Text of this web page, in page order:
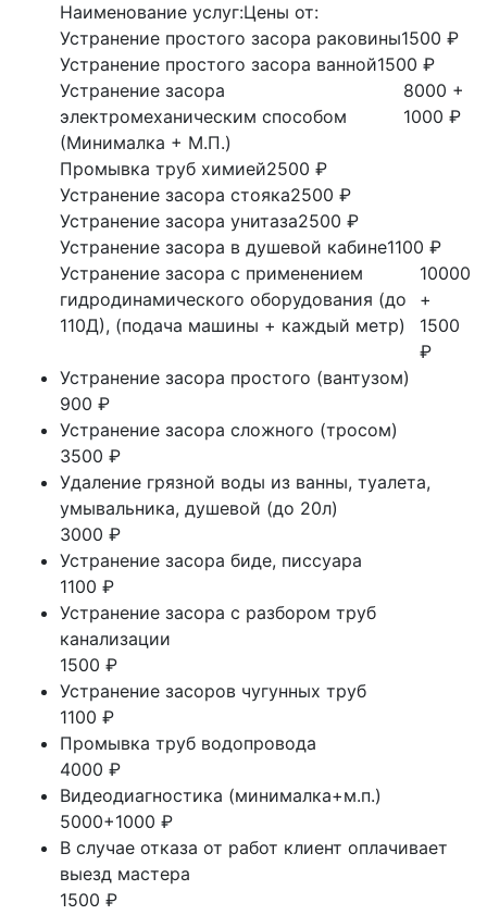
Наименование услуг:Цены от:
Устранение простого засора раковины1500 ₽
Устранение простого засора ванной1500 ₽
Устранение засора
электромеханическим способом
(Минималка + М.П.)
8000 +
1000 ₽
Промывка труб химией2500 ₽
Устранение засора стояка2500 ₽
Устранение засора унитаза2500 ₽
Устранение засора в душевой кабине1100 ₽
Устранение засора с применением
гидродинамического оборудования (до
110Д), (подача машины + каждый метр)
10000
+
1500
₽
Устранение засора простого (вантузом)
900 ₽
Устранение засора сложного (тросом)
3500 ₽
Удаление грязной воды из ванны, туалета,
умывальника, душевой (до 20л)
3000 ₽
Устранение засора биде, писсуара
1100 ₽
Устранение засора с разбором труб
канализации
1500 ₽
Устранение засоров чугунных труб
1100 ₽
Промывка труб водопровода
4000 ₽
Видеодиагностика (минималка+м.п.)
5000+1000 ₽
В случае отказа от работ клиент оплачивает
выезд мастера
1500 ₽